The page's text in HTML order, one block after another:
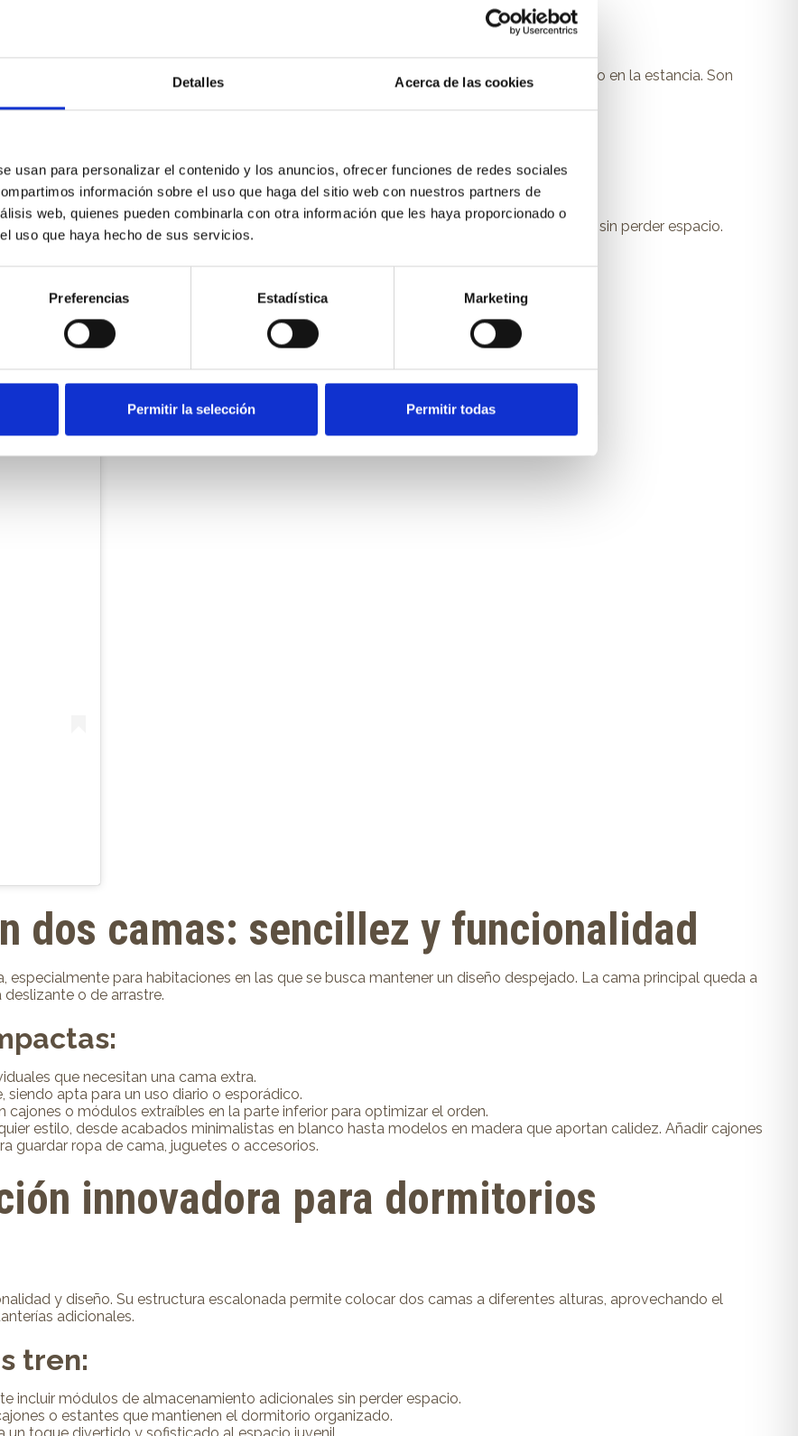
Detalles Acerca de las cookies
usan para personalizar el contenido y los anuncios, ofrecer funciones de redes sociales
información sobre el uso que haga del sitio web con nuestros partners de
web, quienes pueden combinarla con otra información que les haya proporcionado o
uso que haya hecho de sus servicios.
Preferencias Estadística Marketing
Permitir la selección Permitir todas
multifuncionales o pequeñas, ya que pueden plegarse durante el día, liberando espacio en la estancia. Son
flexibilidad.
y cierre sencillos, seguros y adaptados a los niños y adolescentes.
despejada, permitiendo usar el espacio para estudiar o jugar.
estanterías o escritorios a medida para maximizar la funcionalidad del dormitorio.
para mantener el orden, permitiendo guardar libros, material escolar o decoración sin perder espacio.
dos camas: sencillez y funcionalidad
especialmente para habitaciones en las que se busca mantener un diseño despejado. La cama principal queda a
o de arrastre.
que necesitan una cama extra.
apta para un uso diario o esporádico.
cajones o módulos extraíbles en la parte inferior para optimizar el orden.
estilo, desde acabados minimalistas en blanco hasta modelos en madera que aportan calidez. Añadir cajones
guardar ropa de cama, juguetes o accesorios.
innovadora para dormitorios
y diseño. Su estructura escalonada permite colocar dos camas a diferentes alturas, aprovechando el
adicionales.
tren:
incluir módulos de almacenamiento adicionales sin perder espacio.
o estantes que mantienen el dormitorio organizado.